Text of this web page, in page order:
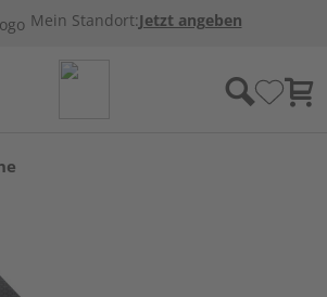
Mein Standort:Jetzt angeben